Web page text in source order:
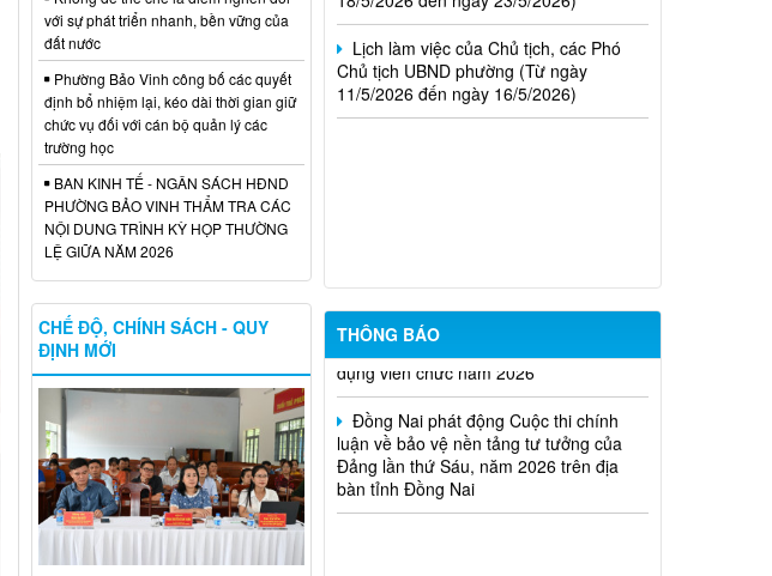
Lịch làm việc của Chủ tịch, các Phó
Chủ tịch UBND phường (Từ ngày
11/5/2026 đến ngày 16/5/2026)
THÔNG BÁO
Trung tâm dịch việc làm thành phố
Phường Bảo Vinh thông báo tuyển
dụng viên chức năm 2026
Đồng Nai phát động Cuộc thi chính
luận về bảo vệ nền tảng tư tưởng của
Đảng lần thứ Sáu, năm 2026 trên địa
bàn tỉnh Đồng Nai
với sự phát triển nhanh, bền vững của
đất nước
Phường Bảo Vinh công bố các quyết
định bổ nhiệm lại, kéo dài thời gian giữ
chức vụ đối với cán bộ quản lý các
trường học
BAN KINH TẾ - NGÂN SÁCH HĐND
PHƯỜNG BẢO VINH THẨM TRA CÁC
NỘI DUNG TRÌNH KỲ HỌP THƯỜNG
LỆ GIỮA NĂM 2026
CHẾ ĐỘ, CHÍNH SÁCH - QUY
ĐỊNH MỚI